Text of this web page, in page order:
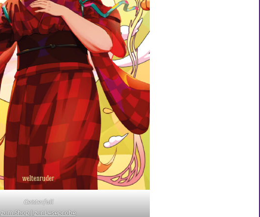
Geisterfall
zum Shop|zur Leseprobe